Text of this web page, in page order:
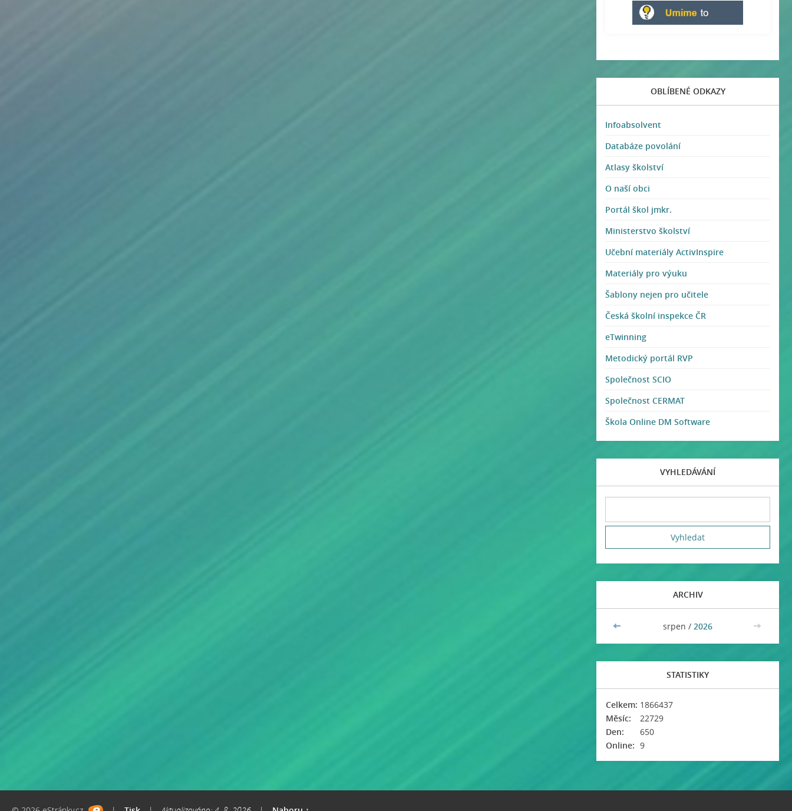
OBLÍBENÉ ODKAZY
Infoabsolvent
Databáze povolání
Atlasy školství
O naší obci
Portál škol jmkr.
Ministerstvo školství
Učební materiály ActivInspire
Materiály pro výuku
Šablony nejen pro učitele
Česká školní inspekce ČR
eTwinning
Metodický portál RVP
Společnost SCIO
Společnost CERMAT
Škola Online DM Software
VYHLEDÁVÁNÍ
ARCHIV
<< srpen / 2026 >>
STATISTIKY
Online: 9
Celkem: 1866437
Měsíc:
22729
Den:
650